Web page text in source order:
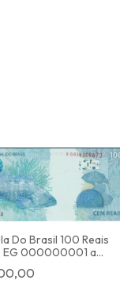
Do Brasil 100 Reais
EG 000000001 a
(2ª chancela -
Estampa) Guido